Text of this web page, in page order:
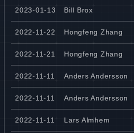
2023-01-13 Bill Brox
2022-11-22 Hongfeng Zhang
2022-11-21 Hongfeng Zhang
2022-11-11 Anders Andersson
2022-11-11 Anders Andersson
2022-11-11 Lars Almhem